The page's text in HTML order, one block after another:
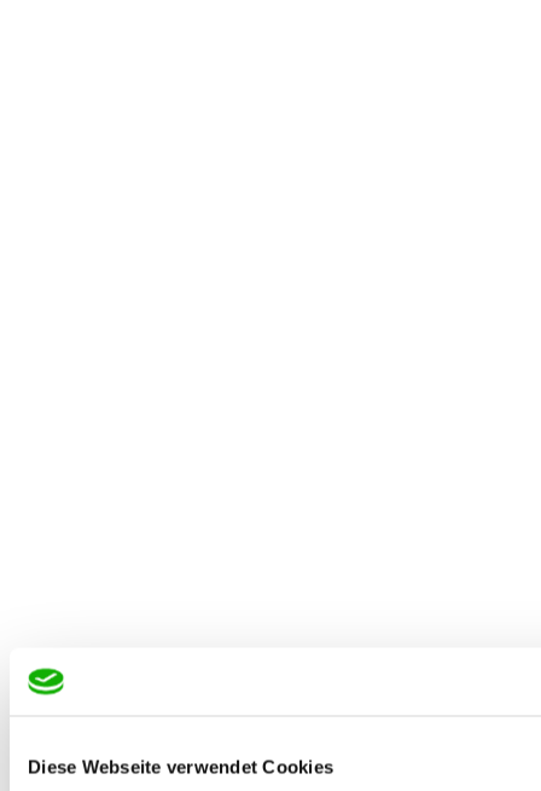
Diese Webseite verwendet Cookies